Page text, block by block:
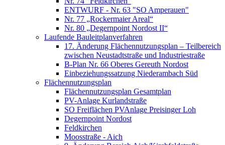
ENTWURF - Nr. 63 "SO Amperauen"
Nr. 77 „Rockermaier Areal“
Nr. 80 „Degernpoint Nordost II“
Laufende Bauleitplanverfahren
17. Änderung Flächennutzungsplan – Teilbereich
zwischen Neustadtstraße und Industriestraße
B-Plan Nr. 66 Oberes Gereuth Nordost
Einbeziehungssatzung Niederambach Süd
Flächennutzungsplan
Flächennutzungsplan Gesamtplan
PV-Anlage Kurlandstraße
SO Freiflächen PV­Anlage Preisinger Loh
Degernpoint Nordost
Feldkirchen
Moosstraße - Aich